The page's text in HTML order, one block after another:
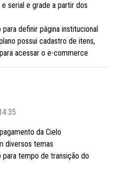
serial e grade a partir dos
definir página institucional
possui cadastro de itens,
acessar o e-commerce
da Cielo
diversos temas
tempo de transição do